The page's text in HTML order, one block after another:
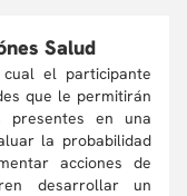
Salud
el participante
que le permitirán
presentes en una
la probabilidad
acciones de
desarrollar un